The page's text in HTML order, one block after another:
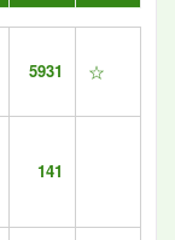
5931 ☆
141